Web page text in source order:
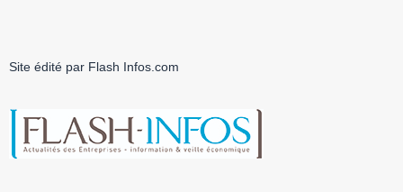
Site édité par Flash Infos.com